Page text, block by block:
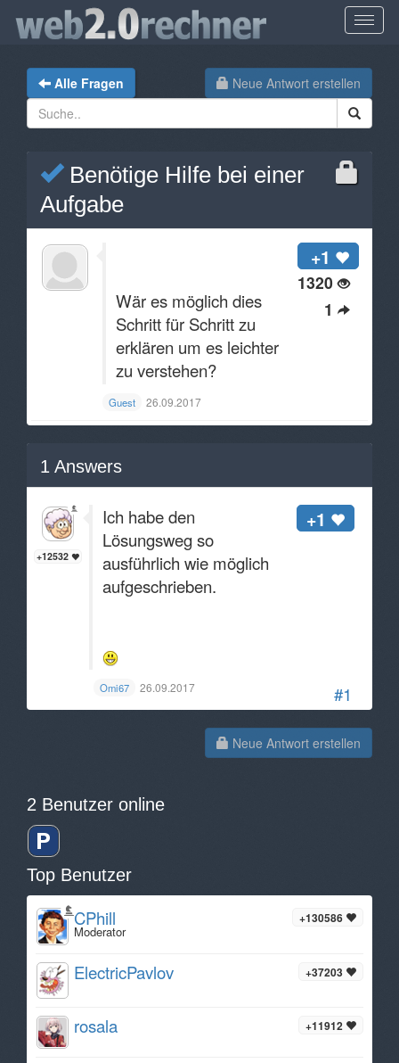
Neue Antwort erstellen
Alle Fragen
Benötige Hilfe bei einer
Aufgabe
+1
1320
1
Wär es möglich dies
Schritt für Schritt zu
erklären um es leichter
zu verstehen?
Guest 26.09.2017
1 Answers
#1
+12532
+1
Ich habe den
Lösungsweg so
ausführlich wie möglich
aufgeschrieben.
Omi67 26.09.2017
Neue Antwort erstellen
2 Benutzer online
Top Benutzer
+130586
CPhill
Moderator
+37203
ElectricPavlov
+11912
rosala